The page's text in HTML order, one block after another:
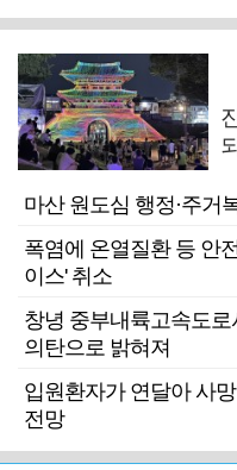
마산 원도심 행정·주거
폭염에 온열질환 등 안
이스' 취소
창녕 중부내륙고속도
의탄으로 밝혀져
입원환자가 연달아 사
전망